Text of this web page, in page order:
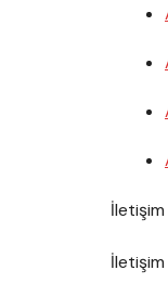
İletişim
İletişim